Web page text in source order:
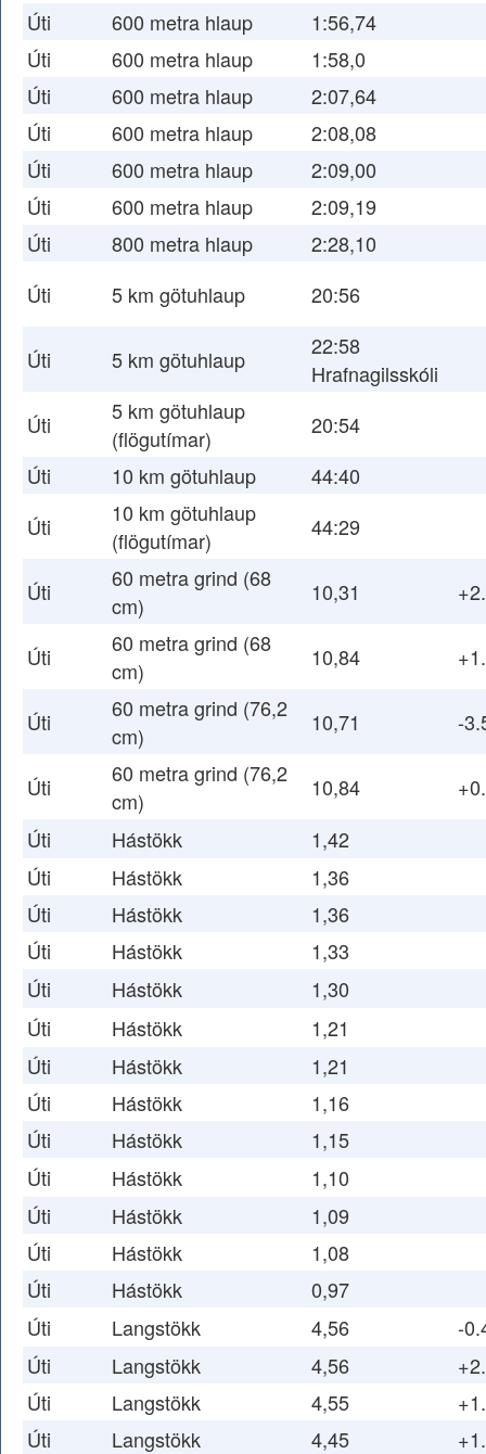
Úti
600 metra hlaup
1:56,74
Úti
600 metra hlaup
1:58,0
Úti
600 metra hlaup
2:07,64
Úti
600 metra hlaup
2:08,08
Úti
600 metra hlaup
2:09,00
Úti
600 metra hlaup
2:09,19
Úti
800 metra hlaup
2:28,10
Úti
5 km götuhlaup 20:56
Úti 5 km götuhlaup
22:58
Hrafnagilsskóli
Úti
5 km götuhlaup
(flögutímar)
20:54
Úti
10 km götuhlaup
44:40
Úti
10 km götuhlaup
(flögutímar)
44:29
Úti
60 metra grind (68
cm)
10,31
Úti
60 metra grind (68
cm)
10,84
Úti
60 metra grind (76,2
cm)
10,71 -
Úti
60 metra grind (76,2
cm)
10,84
Úti
Hástökk
1,42
Úti
Hástökk
1,36
Úti
Hástökk
1,36
Úti
Hástökk
1,33
Úti
Hástökk
1,30
Úti
Hástökk
1,21
Úti
Hástökk
1,21
Úti
Hástökk
1,16
Úti
Hástökk
1,15
Úti
Hástökk
1,10
Úti
Hástökk
1,09
Úti
Hástökk
1,08
Úti
Hástökk
0,97
Úti
Langstökk 4,56
-
Úti
Langstökk 4,56
Úti
Langstökk 4,55
Úti
Langstökk 4,45